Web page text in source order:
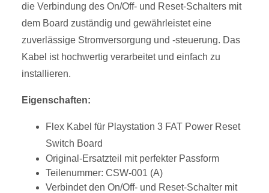
die Verbindung des On/Off- und Reset-Schalters mit
dem Board zuständig und gewährleistet eine
zuverlässige Stromversorgung und -steuerung. Das
Kabel ist hochwertig verarbeitet und einfach zu
installieren.
Eigenschaften:
Flex Kabel für Playstation 3 FAT Power Reset
Switch Board
Original-Ersatzteil mit perfekter Passform
Teilenummer: CSW-001 (A)
Verbindet den On/Off- und Reset-Schalter mit